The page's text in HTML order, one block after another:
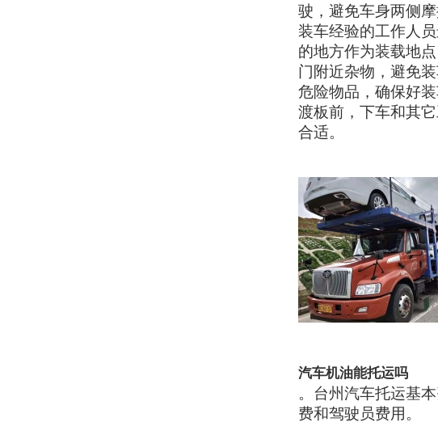
驶，避免车身两侧
装车经验的工作人
的地方作为装载地
门附近杂物，避免
危险物品，确保好
渡板前，下车和其
合适。
汽车机油能托运吗
。台州汽车托运基
费和驾驶员费用。